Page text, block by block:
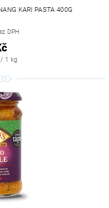
KARI PASTA 400G
DPH
1 kg